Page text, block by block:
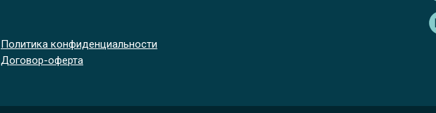
Политика конфиденциальности
Договор-оферта